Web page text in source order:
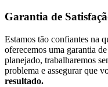
Garantia de
Estamos tão confiantes na
oferecemos uma garantia
planejado, trabalharemos
problema e assegurar que
resultado.